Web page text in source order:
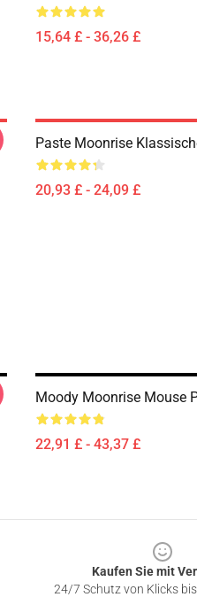
15,64 £ - 36,26 £
Paste Moonrise
20,93 £ - 24,09 £
Moody Moonrise Mouse
22,91 £ - 43,37 £
Kaufen Sie mit
24/7 Schutz von Klicks